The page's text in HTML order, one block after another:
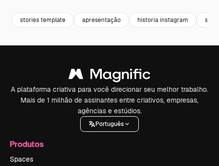
stories template apresentação historia instagram story
A plataforma criativa para você direcionar seu melhor trabalho.
Mais de 1 milhão de assinantes entre criativos, empresas,
agências e estúdios.
Português
Produtos
Spaces